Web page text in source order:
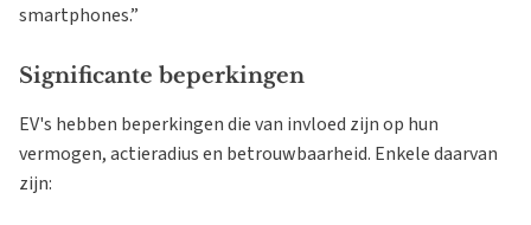
smartphones.”
Significante beperkingen
EV's hebben beperkingen die van invloed zijn op hun
vermogen, actieradius en betrouwbaarheid. Enkele daarvan
zijn: